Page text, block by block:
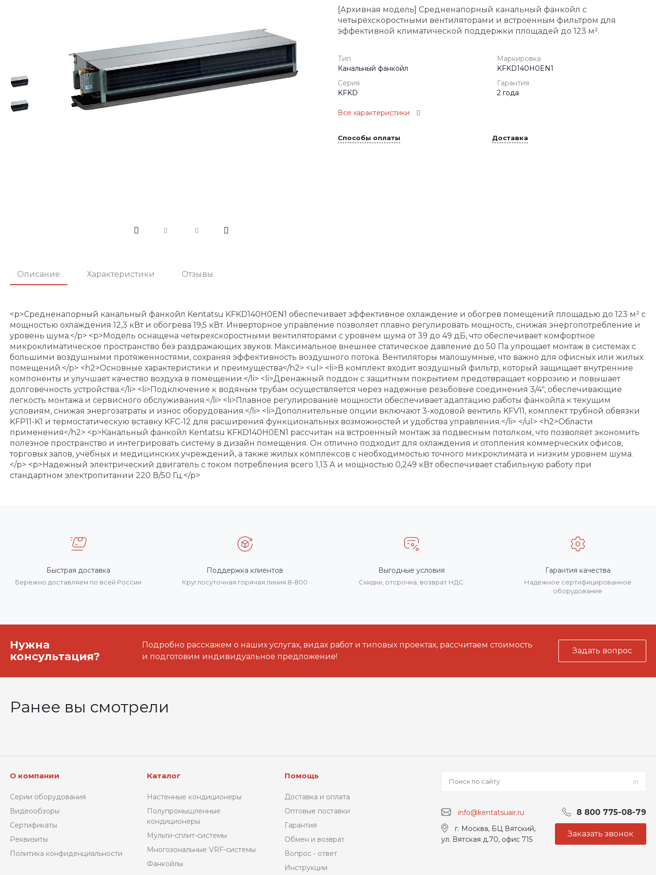
[Архивная модель] Средненапорный канальный фанкойл с
четырёхскоростными вентиляторами и встроенным фильтром для
эффективной климатической поддержки площадей до 123 м².
Тип
Канальный фанкойл
Маркировка
KFKD140H0EN1
Серия
KFKD
Гарантия
2 года
Все характеристики
Способы оплаты Доставка
Описание Характеристики Отзывы
<p>Средненапорный канальный фанкойл Kentatsu KFKD140H0EN1 обеспечивает эффективное охлаждение и обогрев помещений площадью до 123 м² с
мощностью охлаждения 12,3 кВт и обогрева 19,5 кВт. Инверторное управление позволяет плавно регулировать мощность, снижая энергопотребление и
уровень шума.</p> <p>Модель оснащена четырехскоростными вентиляторами с уровнем шума от 39 до 49 дБ, что обеспечивает комфортное
микроклиматическое пространство без раздражающих звуков. Максимальное внешнее статическое давление до 50 Па упрощает монтаж в системах с
большими воздушными протяженностями, сохраняя эффективность воздушного потока. Вентиляторы малошумные, что важно для офисных или жилых
помещений.</p> <h2>Основные характеристики и преимущества</h2> <ul> <li>В комплект входит воздушный фильтр, который защищает внутренние
компоненты и улучшает качество воздуха в помещении.</li> <li>Дренажный поддон с защитным покрытием предотвращает коррозию и повышает
долговечность устройства.</li> <li>Подключение к водяным трубам осуществляется через надежные резьбовые соединения 3/4", обеспечивающие
легкость монтажа и сервисного обслуживания.</li> <li>Плавное регулирование мощности обеспечивает адаптацию работы фанкойла к текущим
условиям, снижая энергозатраты и износ оборудования.</li> <li>Дополнительные опции включают 3-ходовой вентиль KFV11, комплект трубной обвязки
KFP11-K1 и термостатическую вставку KFC-12 для расширения функциональных возможностей и удобства управления.</li> </ul> <h2>Области
применения</h2> <p>Канальный фанкойл Kentatsu KFKD140H0EN1 рассчитан на встроенный монтаж за подвесным потолком, что позволяет экономить
полезное пространство и интегрировать систему в дизайн помещения. Он отлично подходит для охлаждения и отопления коммерческих офисов,
торговых залов, учебных и медицинских учреждений, а также жилых комплексов с необходимостью точного микроклимата и низким уровнем шума.
</p> <p>Надежный электрический двигатель с током потребления всего 1,13 А и мощностью 0,249 кВт обеспечивает стабильную работу при
стандартном электропитании 220 В/50 Гц.</p>
Быстрая доставка
Бережно доставляем по всей России
Поддержка клиентов
Круглосуточная горячая линия 8-800
Выгодные условия
Скидки, отсрочка, возврат НДС
Гарантия качества
Надежное сертифицированное
оборудование
Нужна
консультация?
Подробно расскажем о наших услугах, видах работ и типовых проектах, рассчитаем стоимость
и подготовим индивидуальное предложение!
Задать вопрос
Ранее вы смотрели
О компании
Серии оборудования
Видеообзоры
Сертификаты
Реквизиты
Политика конфиденциальности
Каталог
Настенные кондиционеры
Полупромышленные
кондиционеры
Мульти-сплит-системы
Многозональные VRF-системы
Фанкойлы
Помощь
Доставка и оплата
Оптовые поставки
Гарантия
Обмен и возврат
Вопрос - ответ
Инструкции
info@kentatsuair.ru 8 800 775-08-79
г. Москва, БЦ Вятский,
ул. Вятская д.70, офис 715
Заказать звонок